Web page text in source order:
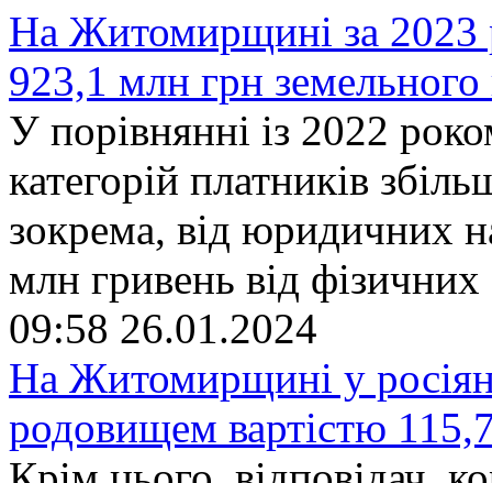
На Житомирщині за 2023
923,1 млн грн земельного
У порівнянні із 2022
категорій платників
зокрема, від юридичних
млн гривень від фізичних
09:58 26.01.2024
На Житомирщині у росіян
родовищем вартістю